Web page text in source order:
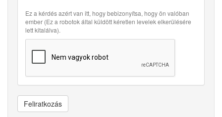
Ez a kérdés azért van itt, hogy bebizonyítsa, hogy ön valóban
ember (Ez a robotok által küldött kéretlen levelek elkerülésére
lett kitalálva).
Feliratkozás